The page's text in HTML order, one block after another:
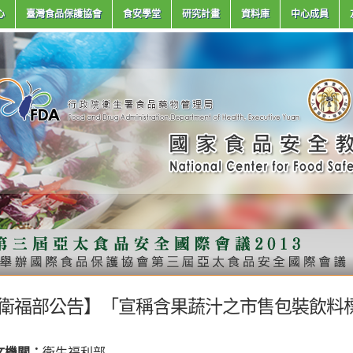
臺灣食品保護協會 食安學堂 研究計畫 資料庫 中心成員
福部公告】「宣稱含果蔬汁之市售包裝飲料